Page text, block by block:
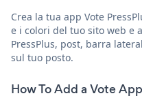
Crea la tua app Vote
e i colori del tuo sito web e
PressPlus, post, barra
sul tuo posto.
How To Add a Vote